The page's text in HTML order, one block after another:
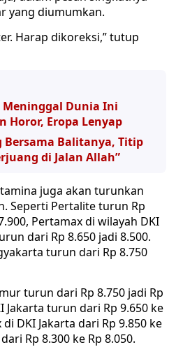
yang diumumkan.
Harap dikoreksi,” tutup
Meninggal Dunia Ini
Horor, Eropa Lenyap
Balitanya, Titip
di Jalan Allah”
juga akan turunkan
Seperti Pertalite turun Rp
Pertamax di wilayah DKI
dari Rp 8.650 jadi 8.500.
turun dari Rp 8.750
turun dari Rp 8.750 jadi Rp
Jakarta turun dari Rp 9.650 ke
DKI Jakarta dari Rp 9.850 ke
Rp 8.300 ke Rp 8.050.